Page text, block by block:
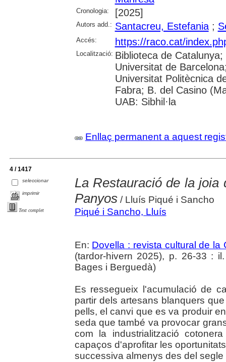
Cronologia: [2025]
Autors add.: Santacreu, Estefania;
Accés: https://raco.cat/
Localització: Biblioteca de
Universitat de
Universitat Politècnica
Fabra; B. del Casino
UAB: Sibhil·la
Enllaç permanent a aquest
4 / 1417
seleccionar
imprimir
Text complet
La Restauració de la joia
Panyos/ Lluís Piqué i Sancho
Piqué i Sancho, Lluís
En: Dovella : revista cultural de la
(tardor-hivern 2025), p. 26-33 :
Bages i Berguedà)
Es ressegueix l'acumulació de
partir dels artesans blanquers
pells, el canvi que es va produir
seda que també va provocar
com la industrialització
capaços d'aprofitar les
successiva almenys des del segle